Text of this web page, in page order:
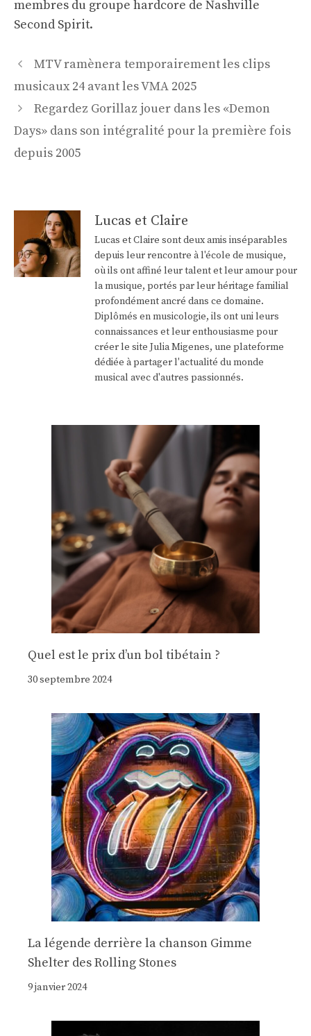
membres du groupe hardcore de Nashville
Second Spirit.
Navigation
des
MTV ramènera temporairement les clips
musicaux 24 avant les VMA 2025
Regardez Gorillaz jouer dans les «Demon
Days» dans son intégralité pour la première fois
depuis 2005
Lucas et Claire
Lucas et Claire sont deux amis inséparables
depuis leur rencontre à l'école de musique,
où ils ont affiné leur talent et leur amour pour
la musique, portés par leur héritage familial
profondément ancré dans ce domaine.
Diplômés en musicologie, ils ont uni leurs
connaissances et leur enthousiasme pour
créer le site Julia Migenes, une plateforme
dédiée à partager l'actualité du monde
musical avec d'autres passionnés.
Quel est le prix d’un bol tibétain ?
30 septembre 2024
La légende derrière la chanson Gimme
Shelter des Rolling Stones
9 janvier 2024